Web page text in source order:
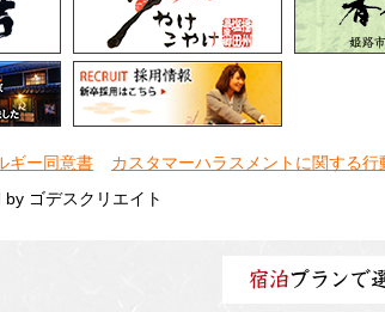
宿泊プランで
ギー同意書
カスタマーハラスメントに関する行
by ゴデスクリエイト